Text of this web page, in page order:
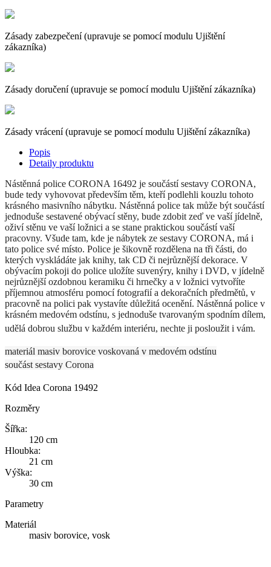
Zásady zabezpečení (upravuje se pomocí modulu Ujištění
zákazníka)
Zásady doručení (upravuje se pomocí modulu Ujištění zákazníka)
Zásady vrácení (upravuje se pomocí modulu Ujištění zákazníka)
Popis
Detaily produktu
Nástěnná police CORONA 16492 je součástí sestavy CORONA,
bude tedy vyhovovat především těm, kteří podlehli kouzlu tohoto
krásného masivního nábytku. Nástěnná police tak může být součástí
jednoduše sestavené obývací stěny, bude zdobit zeď ve vaší jídelně,
oživí stěnu ve vaší ložnici a se stane praktickou součástí vaší
pracovny. Všude tam, kde je nábytek ze sestavy CORONA, má i
tato police své místo. Police je šikovně rozdělena na tři části, do
kterých vyskládáte jak knihy, tak CD či nejrůznější dekorace. V
obývacím pokoji do police uložíte suvenýry, knihy i DVD, v jídelně
nejrůznější ozdobnou keramiku či hrnečky a v ložnici vytvoříte
příjemnou atmosféru pomocí fotografií a dekoračních předmětů, v
pracovně na polici pak vystavíte důležitá ocenění. Nástěnná police v
krásném medovém odstínu, s jednoduše tvarovaným spodním dílem,
udělá dobrou službu v každém interiéru, nechte ji posloužit i vám.
materiál masiv borovice voskovaná v medovém odstínu
součást sestavy Corona
Kód Idea Corona 19492
Rozměry
Šířka:
120 cm
Hloubka:
21 cm
Výška:
30 cm
Parametry
Materiál
masiv borovice, vosk